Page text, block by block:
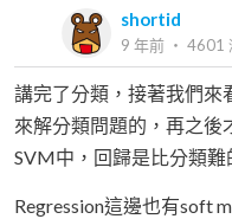
shortid
9 年前 ‧ 4601
講完了分類，接著我們來
來解分類問題的，再之後
SVM中，回歸是比分類難
Regression這邊也有soft